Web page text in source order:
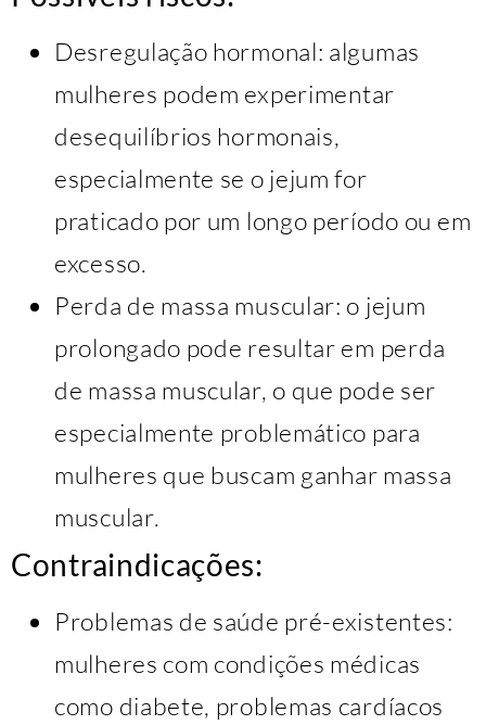
Desregulação hormonal: algumas
mulheres podem experimentar
desequilíbrios hormonais,
especialmente se o jejum for
praticado por um longo período ou em
excesso.
Perda de massa muscular: o jejum
prolongado pode resultar em perda
de massa muscular, o que pode ser
especialmente problemático para
mulheres que buscam ganhar massa
muscular.
Contraindicações:
Problemas de saúde pré-existentes:
mulheres com condições médicas
como diabete, problemas cardíacos